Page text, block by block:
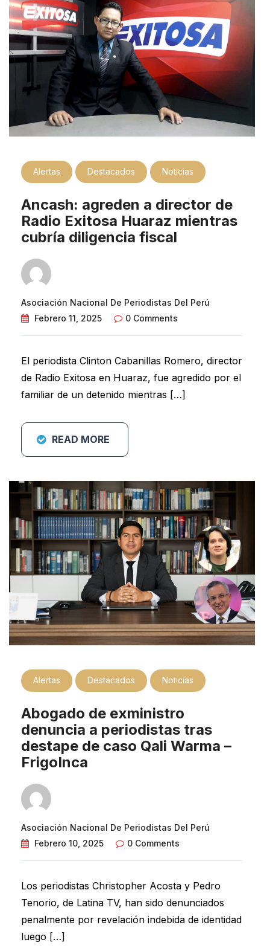
Alertas Destacados Noticias
Ancash: agreden a director de
Radio Exitosa Huaraz mientras
cubría diligencia fiscal
Asociación Nacional De Periodistas Del Perú
Febrero 11, 2025
0 Comments
El periodista Clinton Cabanillas Romero, director
de Radio Exitosa en Huaraz, fue agredido por el
familiar de un detenido mientras […]
READ MORE
Alertas Destacados Noticias
Abogado de exministro
denuncia a periodistas tras
destape de caso Qali Warma –
FrigoInca
Asociación Nacional De Periodistas Del Perú
Febrero 10, 2025
0 Comments
Los periodistas Christopher Acosta y Pedro
Tenorio, de Latina TV, han sido denunciados
penalmente por revelación indebida de identidad
luego […]